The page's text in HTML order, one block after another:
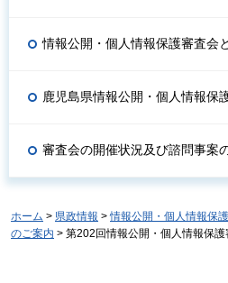
情報公開・個人情報保護審査会
鹿児島県情報公開・個人情報保
審査会の開催状況及び諮問事案
ホーム > 県政情報 >情報公開・個人情報保護
のご案内 > 第202回情報公開・個人情報保